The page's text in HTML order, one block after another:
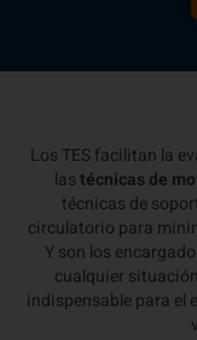
Los TES facilitan la
lastécnicas de
técnicas de
circulatorio para
Y son los
cualquier
indispensable para el